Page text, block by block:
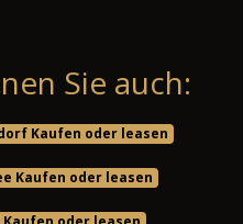
Sie auch:
Kaufen oder leasen
Kaufen oder leasen